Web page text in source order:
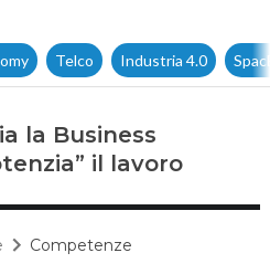
Telco Industria 4.0
la Business
il lavoro
Competenze